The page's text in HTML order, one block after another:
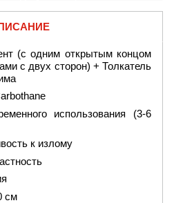
(с одним открытым концом
с двух сторон) + Толкатель
использования (3-6
к излому
см